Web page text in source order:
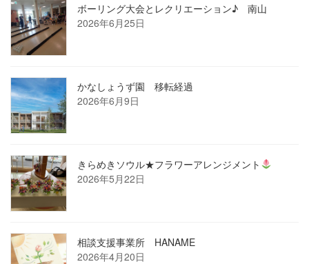
ボーリング大会とレクリエーション♪ 南山
2026年6月25日
かなしょうず園 移転経過
2026年6月9日
きらめきソウル★フラワーアレンジメント
2026年5月22日
相談支援事業所 HANAME
2026年4月20日